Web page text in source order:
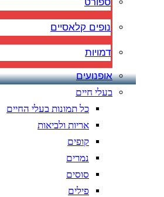
נופים קלאסיים
דמויות
אופנועים
בעלי חיים
כל תמונות בעלי החיים
אריות ולביאות
קופים
נמרים
סוסים
פילים